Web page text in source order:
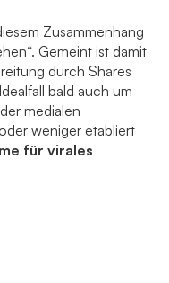
Zusammenhang
Gemeint ist damit
durch Shares
bald auch um
medialen
weniger etabliert
für virales